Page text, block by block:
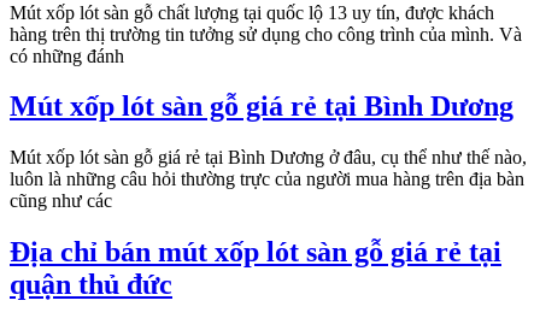
Mút xốp lót sàn gỗ chất lượng tại quốc lộ 13 uy tín, được khách
hàng trên thị trường tin tưởng sử dụng cho công trình của mình. Và
có những đánh
Mút xốp lót sàn gỗ giá rẻ tại Bình Dương
Mút xốp lót sàn gỗ giá rẻ tại Bình Dương ở đâu, cụ thể như thế nào,
luôn là những câu hỏi thường trực của người mua hàng trên địa bàn
cũng như các
Địa chỉ bán mút xốp lót sàn gỗ giá rẻ tại
quận thủ đức